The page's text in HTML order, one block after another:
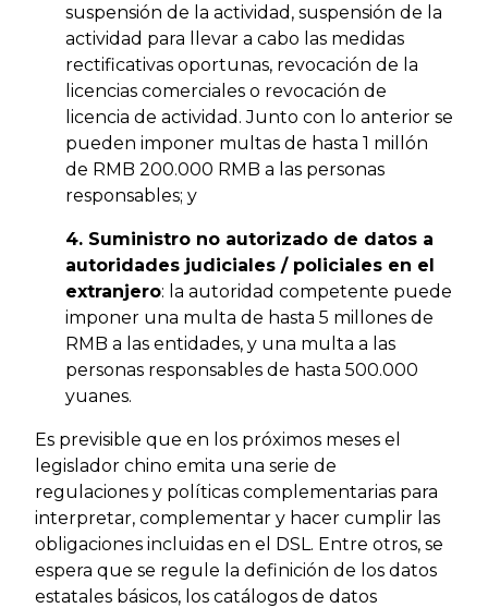
suspensión de la actividad, suspensión de la
actividad para llevar a cabo las medidas
rectificativas oportunas, revocación de la
licencias comerciales o revocación de
licencia de actividad. Junto con lo anterior se
pueden imponer multas de hasta 1 millón
de RMB 200.000 RMB a las personas
responsables; y
4. Suministro no autorizado de datos a
autoridades judiciales / policiales en el
extranjero: la autoridad competente puede
imponer una multa de hasta 5 millones de
RMB a las entidades, y una multa a las
personas responsables de hasta 500.000
yuanes.
Es previsible que en los próximos meses el
legislador chino emita una serie de
regulaciones y políticas complementarias para
interpretar, complementar y hacer cumplir las
obligaciones incluidas en el DSL. Entre otros, se
espera que se regule la definición de los datos
estatales básicos, los catálogos de datos